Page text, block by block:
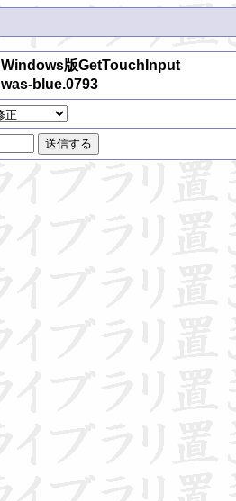
Windows版GetTouchInput
was-blue.0793